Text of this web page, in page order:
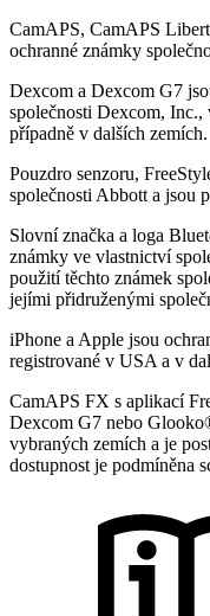
CamAPS, CamAPS
ochranné známky
Dexcom a Dexcom G7
společnosti Dexcom, Inc.,
případně v dalších zemích.
Pouzdro senzoru,
společnosti Abbott a jsou
Slovní značka a loga
známky ve vlastnictví
použití těchto známek
jejími přidruženými
iPhone a Apple jsou
registrované v USA a v
CamAPS FX s aplikací
Dexcom G7 nebo
vybraných zemích a je
dostupnost je podmíněna